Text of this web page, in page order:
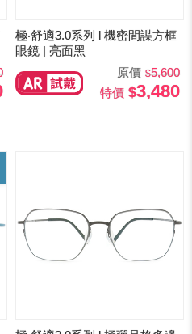
極‧舒適3.0系列 l 機密間諜方框
眼鏡 | 亮面黑
原價
5,600
特價
3,480